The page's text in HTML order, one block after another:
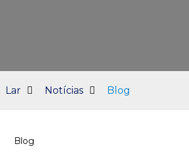
Lar Notícias Blog
Blog